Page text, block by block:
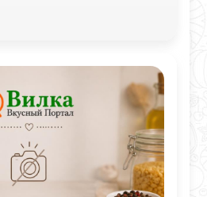
Подача в
делает блюдо